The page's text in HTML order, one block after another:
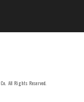
All Rights Reserved.